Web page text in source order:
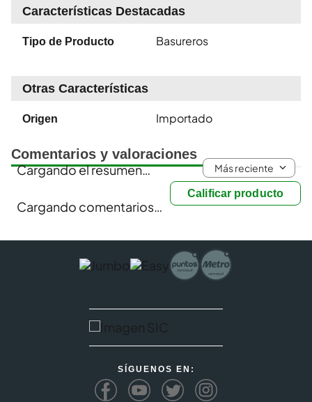
Características Destacadas
Tipo de Producto Basureros
Otras Características
Origen Importado
Comentarios y valoraciones
Calificar producto
Cargando el resumen… Más reciente
Cargando comentarios…
SÍGUENOS EN: